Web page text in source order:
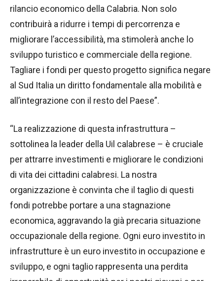
rilancio economico della Calabria. Non solo
contribuirà a ridurre i tempi di percorrenza e
migliorare l’accessibilità, ma stimolerà anche lo
sviluppo turistico e commerciale della regione.
Tagliare i fondi per questo progetto significa negare
al Sud Italia un diritto fondamentale alla mobilità e
all’integrazione con il resto del Paese”.
“La realizzazione di questa infrastruttura –
sottolinea la leader della Uil calabrese – è cruciale
per attrarre investimenti e migliorare le condizioni
di vita dei cittadini calabresi. La nostra
organizzazione è convinta che il taglio di questi
fondi potrebbe portare a una stagnazione
economica, aggravando la già precaria situazione
occupazionale della regione. Ogni euro investito in
infrastrutture è un euro investito in occupazione e
sviluppo, e ogni taglio rappresenta una perdita